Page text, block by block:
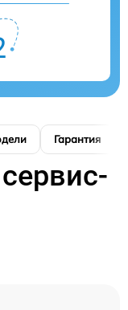
Гарантия